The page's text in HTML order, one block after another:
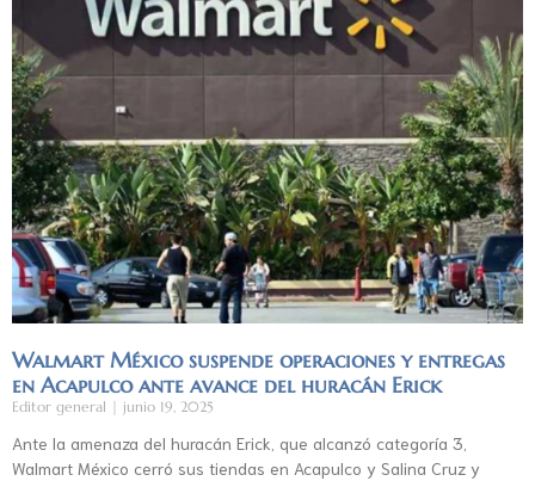
Walmart México suspende operaciones y entregas
en Acapulco ante avance del huracán Erick
Editor general junio 19, 2025
Ante la amenaza del huracán Erick, que alcanzó categoría 3,
Walmart México cerró sus tiendas en Acapulco y Salina Cruz y